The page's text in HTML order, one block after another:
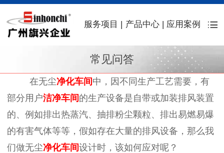
服务项目 产品中心 应用案例
常见问答
在无尘净化车间 中，因不同生产工艺需要，有
部分用户洁净车间 的生产设备是自带或加装排风装置
的、例如排出热蒸汽、抽排粉尘颗粒、排出易燃易爆
的有害气体等等，假如存在大量的排风设备，那么我
们做无尘净化车间设计时，该如何应对呢？